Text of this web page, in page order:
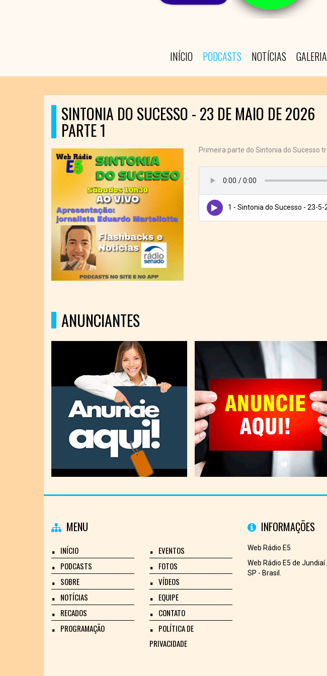
INÍCIO PODCASTS NOTÍCIAS GALERIA
SINTONIA DO SUCESSO - 23 DE MAIO DE 2026
PARTE 1
Primeira parte do Sintonia do Sucesso
1 - Sintonia do Sucesso - 23-5-
ANUNCIANTES
MENU
INÍCIO
PODCASTS
SOBRE
NOTÍCIAS
RECADOS
PROGRAMAÇÃO
EVENTOS
FOTOS
VÍDEOS
EQUIPE
CONTATO
POLÍTICA DE
PRIVACIDADE
INFORMAÇÕES
Web Rádio E5
Web Rádio E5 de Jundiaí
SP - Brasil.